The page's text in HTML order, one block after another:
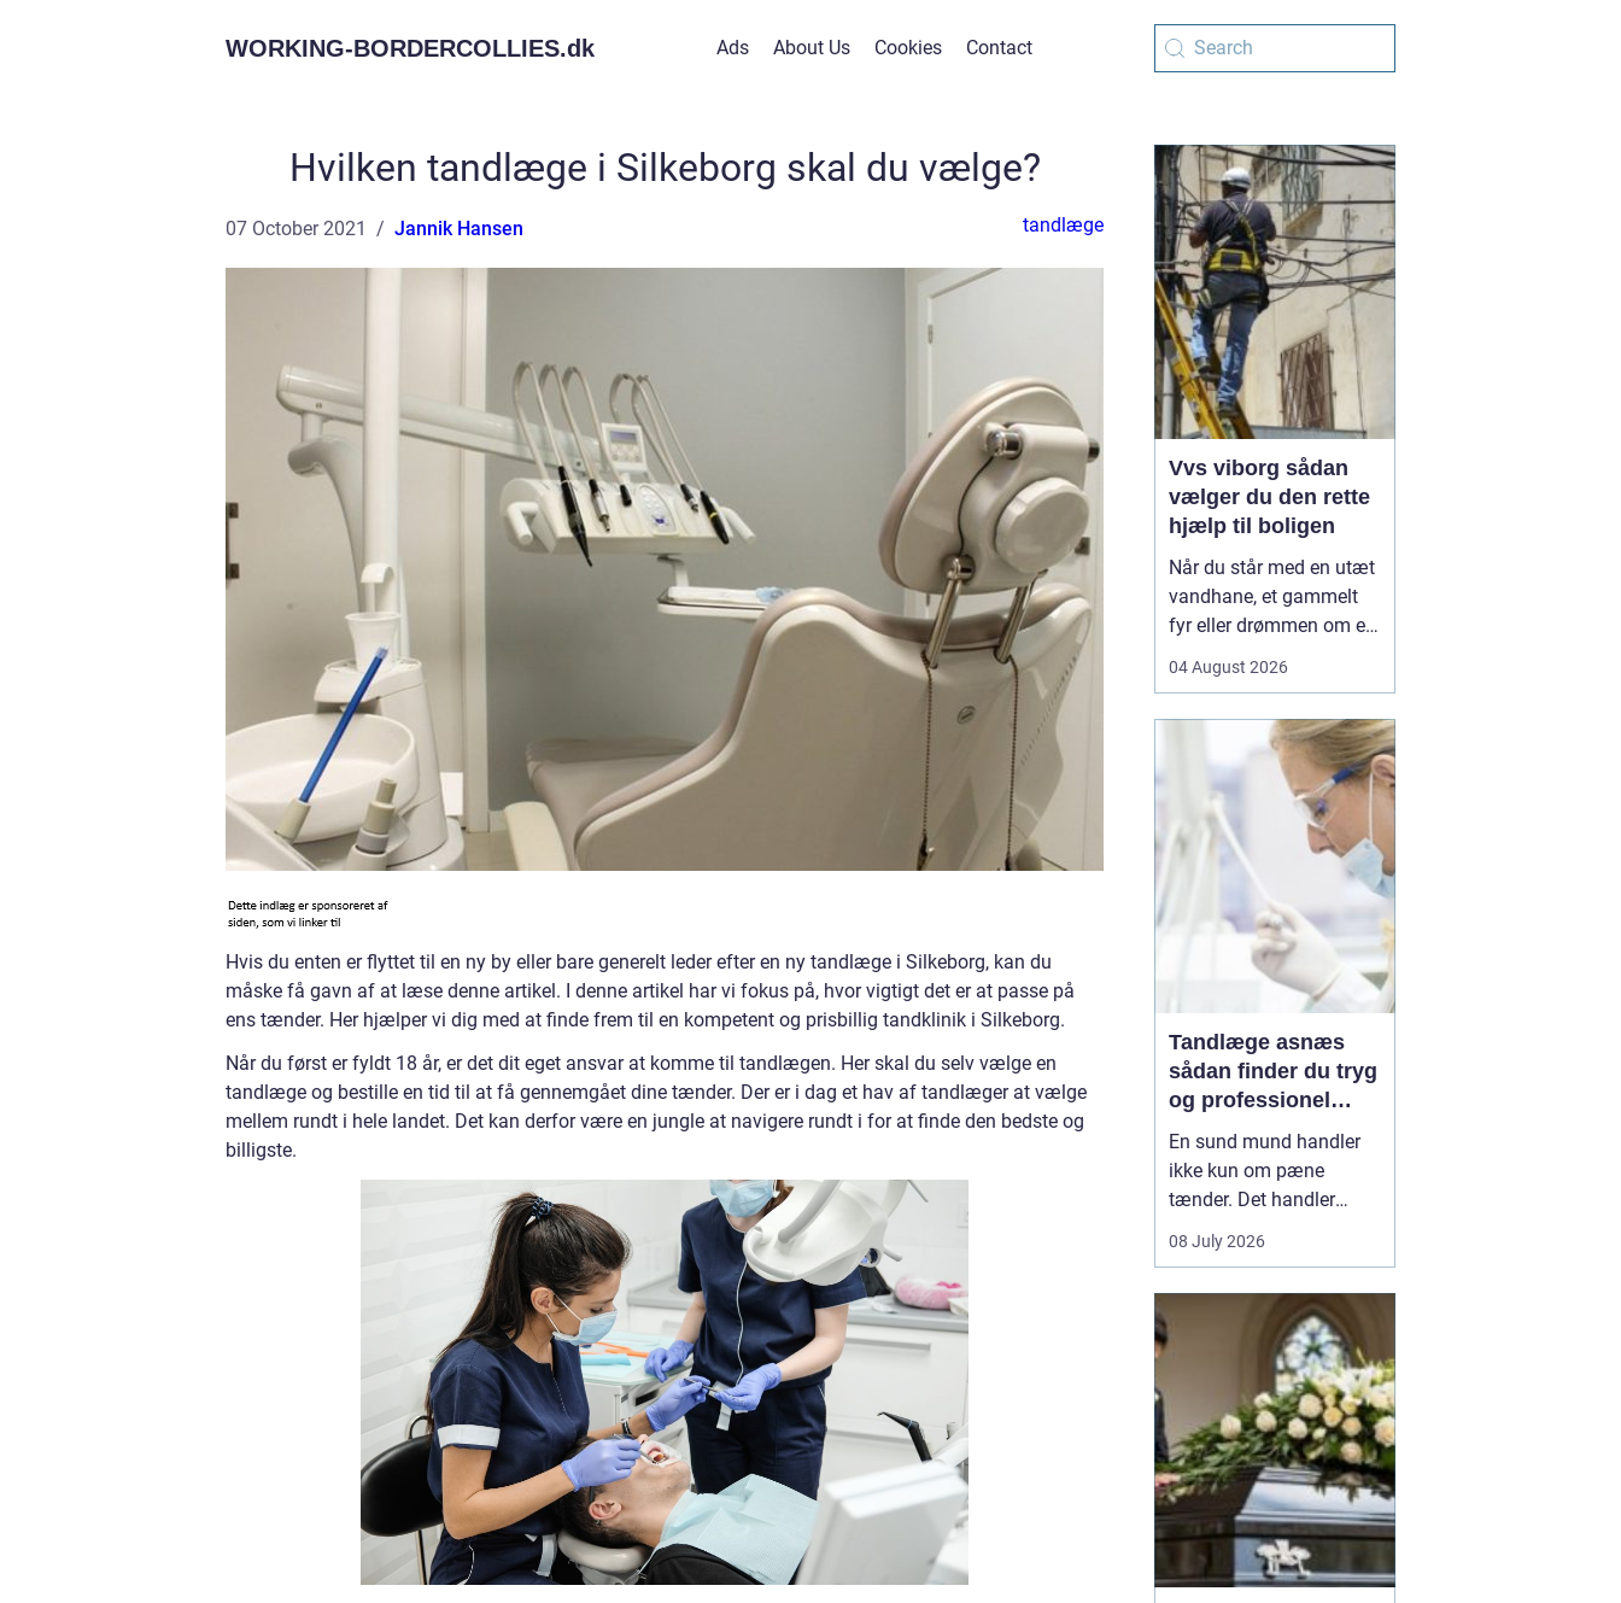
WORKING-BORDERCOLLIES.dk Ads About Us Cookies Contact
Hvilken tandlæge i Silkeborg skal du vælge?
07 October 2021 Jannik Hansen tandlæge
Hvis du enten er flyttet til en ny by eller bare generelt leder efter en ny tandlæge i Silkeborg, kan du
måske få gavn af at læse denne artikel. I denne artikel har vi fokus på, hvor vigtigt det er at passe på
ens tænder. Her hjælper vi dig med at finde frem til en kompetent og prisbillig tandklinik i Silkeborg.
Når du først er fyldt 18 år, er det dit eget ansvar at komme til tandlægen. Her skal du selv vælge en
tandlæge og bestille en tid til at få gennemgået dine tænder. Der er i dag et hav af tandlæger at vælge
mellem rundt i hele landet. Det kan derfor være en jungle at navigere rundt i for at finde den bedste og
billigste.
Vvs viborg sådan
vælger du den rette
hjælp til boligen
Når du står med en utæt
vandhane, et gammelt
fyr eller drømmen om et
dygtig VVSer være
løsning og en dyr
langtidsskade. I Viborg
og omegn findes der
mange fagfolk, men
hvordan sikrer du dig, at
04 August 2026
Tandlæge asnæs
sådan finder du tryg
og professionel
tandpleje
En sund mund handler
ikke kun om pæne
tænder. Det handler
også om at kunne spise
uden smerter, tale frit og
bekymret. For mange i
og omkring Asnæs kan
det dog være en
udfordring at finde den
rette tandlæge, især hvis
man har haft d...
08 July 2026